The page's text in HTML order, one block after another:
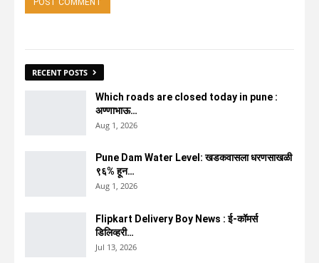
RECENT POSTS
Which roads are closed today in pune :
अण्णाभाऊ…
Aug 1, 2026
Pune Dam Water Level: खडकवासला धरणसाखळी
९६% हून…
Aug 1, 2026
Flipkart Delivery Boy News : ई-कॉमर्स
डिलिव्हरी…
Jul 13, 2026